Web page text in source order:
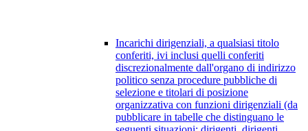
Incarichi dirigenziali, a qualsiasi titolo
conferiti, ivi inclusi quelli conferiti
discrezionalmente dall'organo di indirizzo
politico senza procedure pubbliche di
selezione e titolari di posizione
organizzativa con funzioni dirigenziali (da
pubblicare in tabelle che distinguano le